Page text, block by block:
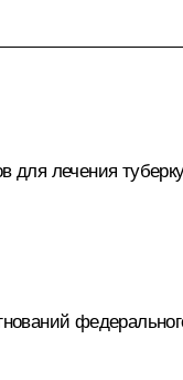
для лечения